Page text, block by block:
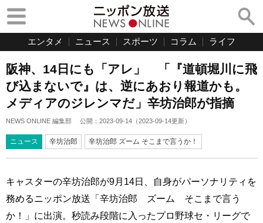
エンタメ ニュース スポーツ コラム ライフ
阪神、14日にも「アレ」 「『道頓堀川に飛
び込まないで』は、逆にあおり報道かも。
メディアのジレンマだ」辛坊治郎が指摘
NEWS ONLINE 編集部 公開： 2023-09-14 （2023-09-14更新）
ニュース 辛坊治郎 辛坊治郎 ズーム そこまで言うか！
キャスターの辛坊治郎が9月14日、自身がパーソナリティを
務めるニッポン放送「辛坊治郎 ズーム そこまで言う
か！」に出演。秒読み段階に入ったプロ野球セ・リーグで